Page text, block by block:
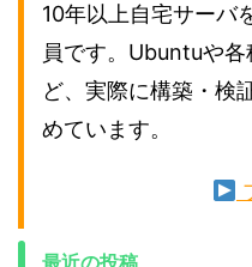
10年以上自宅サーバ
員です。Ubuntuや
ど、実際に構築・検
めています。
最近の投稿